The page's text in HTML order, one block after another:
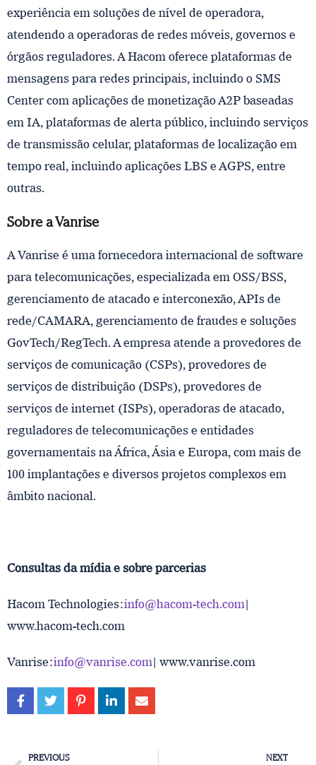
experiência em soluções de nível de operadora,
atendendo a operadoras de redes móveis, governos e
órgãos reguladores. A Hacom oferece plataformas de
mensagens para redes principais, incluindo o SMS
Center com aplicações de monetização A2P baseadas
em IA, plataformas de alerta público, incluindo serviços
de transmissão celular, plataformas de localização em
tempo real, incluindo aplicações LBS e AGPS, entre
outras.
Sobre a Vanrise
A Vanrise é uma fornecedora internacional de software
para telecomunicações, especializada em OSS/BSS,
gerenciamento de atacado e interconexão, APIs de
rede/CAMARA, gerenciamento de fraudes e soluções
GovTech/RegTech. A empresa atende a provedores de
serviços de comunicação (CSPs), provedores de
serviços de distribuição (DSPs), provedores de
serviços de internet (ISPs), operadoras de atacado,
reguladores de telecomunicações e entidades
governamentais na África, Ásia e Europa, com mais de
100 implantações e diversos projetos complexos em
âmbito nacional.
Consultas da mídia e sobre parcerias
Hacom Technologies:info@hacom-tech.com|
www.hacom-tech.com
Vanrise:info@vanrise.com| www.vanrise.com
PREVIOUS NEXT